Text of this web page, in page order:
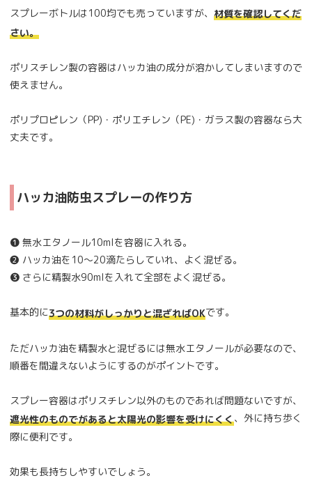
スプレーボトルは100均でも売っていますが、 材質を確認してくだ
さい。
ポリスチレン製の容器はハッカ油の成分が溶かしてしまいますので
使えません。
ポリプロピレン（PP)・ポリエチレン（PE)・ガラス製の容器なら大
丈夫です。
ハッカ油防虫スプレーの作り方
❶ 無水エタノール10mlを容器に入れる。
❷ ハッカ油を10～20滴たらしていれ、よく混ぜる。
❸ さらに精製水90mlを入れて全部をよく混ぜる。
基本的に3つの材料がしっかりと混ざればOKです。
ただハッカ油を精製水と混ぜるには無水エタノールが必要なので、
順番を間違えないようにするのがポイントです。
スプレー容器はポリスチレン以外のものであれば問題ないですが、
遮光性のものでがあると太陽光の影響を受けにくく、外に持ち歩く
際に便利です。
効果も長持ちしやすいでしょう。